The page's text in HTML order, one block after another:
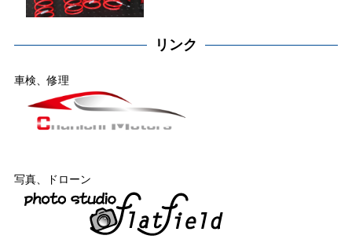
リンク
車検、修理
写真、ドローン